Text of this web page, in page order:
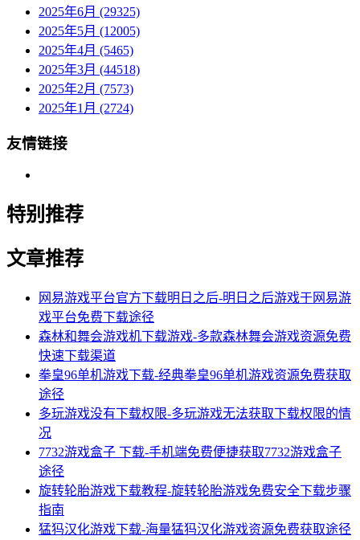
2025年6月 (29325)
2025年5月 (12005)
2025年4月 (5465)
2025年3月 (44518)
2025年2月 (7573)
2025年1月 (2724)
友情链接
特别推荐
文章推荐
网易游戏平台官方下载明日之后-明日之后游戏于网易游
戏平台免费下载途径
森林和舞会游戏机下载游戏-多款森林舞会游戏资源免费
快速下载渠道
拳皇96单机游戏下载-经典拳皇96单机游戏资源免费获取
途径
多玩游戏没有下载权限-多玩游戏无法获取下载权限的情
况
7732游戏盒子 下载-手机端免费便捷获取7732游戏盒子
途径
旋转轮胎游戏下载教程-旋转轮胎游戏免费安全下载步骤
指南
猛犸汉化游戏下载-海量猛犸汉化游戏资源免费获取途径